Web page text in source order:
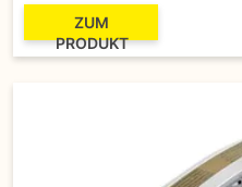
ZUM
PRODUKT